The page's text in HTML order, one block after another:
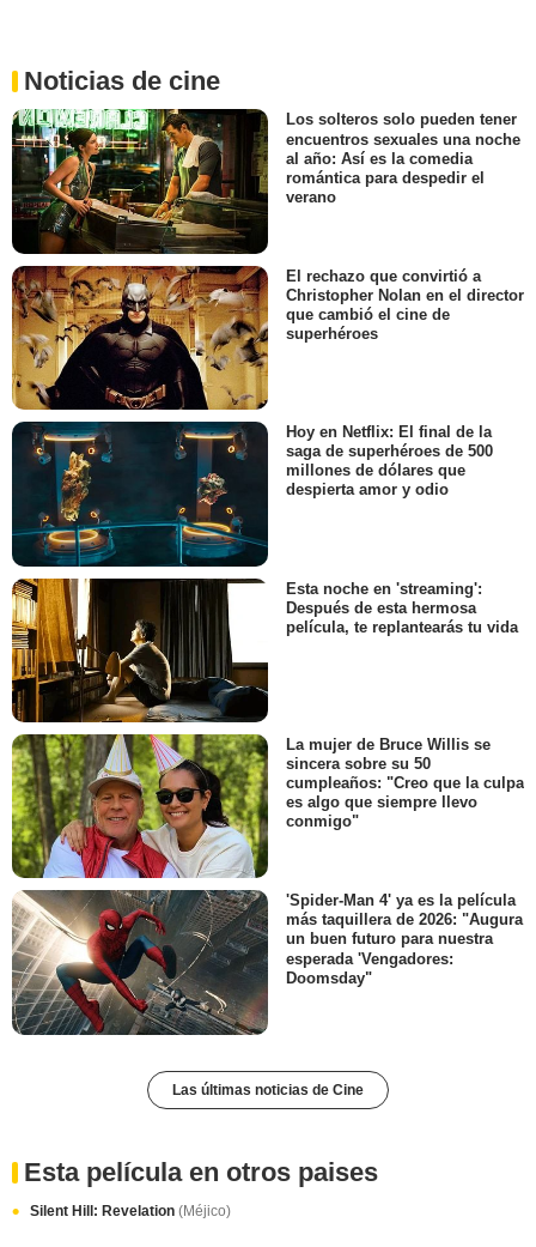
Noticias de cine
Los solteros solo pueden tener
encuentros sexuales una noche
al año: Así es la comedia
romántica para despedir el
verano
El rechazo que convirtió a
Christopher Nolan en el director
que cambió el cine de
superhéroes
Hoy en Netflix: El final de la
saga de superhéroes de 500
millones de dólares que
despierta amor y odio
Esta noche en 'streaming':
Después de esta hermosa
película, te replantearás tu vida
La mujer de Bruce Willis se
sincera sobre su 50
cumpleaños: "Creo que la culpa
es algo que siempre llevo
conmigo"
'Spider-Man 4' ya es la película
más taquillera de 2026: "Augura
un buen futuro para nuestra
esperada 'Vengadores:
Doomsday"
Las últimas noticias de Cine
Esta película en otros paises
Silent Hill: Revelation (Méjico)